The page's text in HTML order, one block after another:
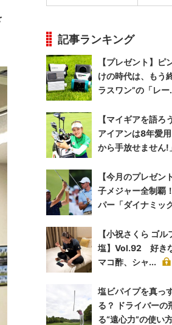
記事ランキング
【プレゼント】ピ
けの時代は、も
ラスワン”の「レー
【マイギアを語
アイアンは8年愛
から手放せません!
【今月のプレゼ
子メジャー全制覇
パー「ダイナミッ
【小祝さくら ゴ
塩】Vol.92 好き
マコ酢、シャ...
塩ビパイプを真っ
る？ ドライバーの
る“遠心力”の使い